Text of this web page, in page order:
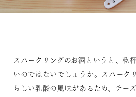
スパークリングのお酒というと、乾
いのではないでしょうか。スパーク
らしい乳酸の風味があるため、チー